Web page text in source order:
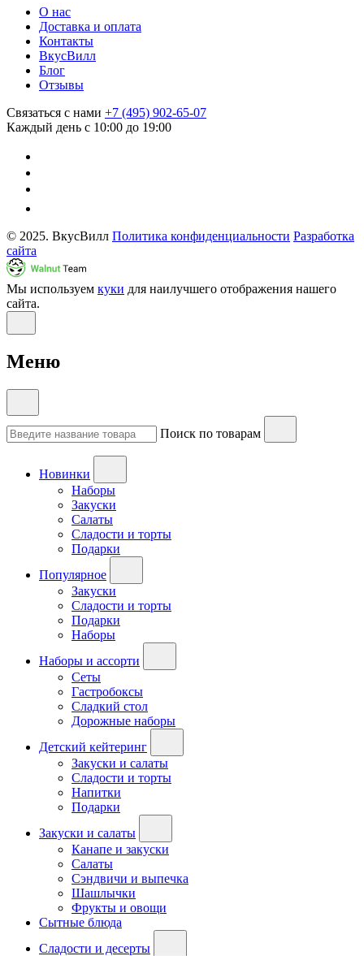
О нас
Доставка и оплата
Контакты
ВкусВилл
Блог
Отзывы
Связаться с нами +7 (495) 902-65-07
Каждый день с 10:00 до 19:00
© 2025. ВкусВилл Политика конфиденциальности Разработка
сайта
Мы используем куки для наилучшего отображения нашего
сайта.
Меню
Поиск по товарам
Новинки
Наборы
Закуски
Салаты
Сладости и торты
Подарки
Популярное
Закуски
Сладости и торты
Подарки
Наборы
Наборы и ассорти
Сеты
Гастробоксы
Сладкий стол
Дорожные наборы
Детский кейтеринг
Закуски и салаты
Сладости и торты
Напитки
Подарки
Закуски и салаты
Канапе и закуски
Салаты
Сэндвичи и выпечка
Шашлычки
Фрукты и овощи
Сытные блюда
Сладости и десерты